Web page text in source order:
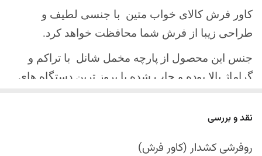
آینده
کاور فرش کالای خواب متین با جنسی لطیف و
طراحی زیبا از فرش شما محافظت خواهد کرد.
جنس این محصول از پارچه مخمل شانل با تراکم و
گراماژ بالا بوده و چاپ شده با بروز ترین دستگاه های
چهار گوشه این محصول با کش باکیفیت دوخته‌شده
نقد و بررسی
روفرشی کشدار (کاور فرش)